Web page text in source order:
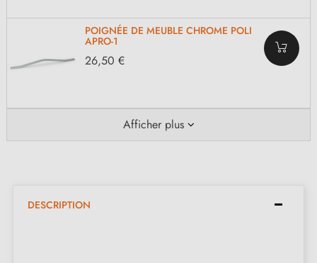
POIGNÉE DE MEUBLE CHROME POLI
APRO-1
26,50 €
Afficher plus
DESCRIPTION